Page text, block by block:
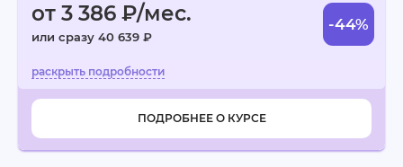
от 3 386 ₽/мес.
или сразу 40 639 ₽
-44%
ПОДРОБНЕЕ О КУРСЕ